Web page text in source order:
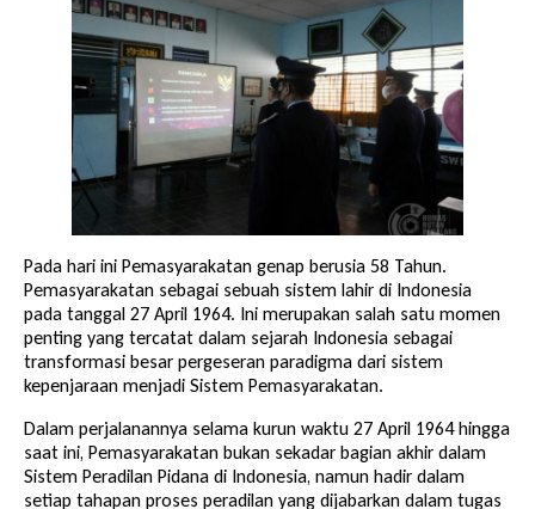
Pada hari ini Pemasyarakatan genap berusia 58 Tahun.
Pemasyarakatan sebagai sebuah sistem lahir di Indonesia
pada tanggal 27 April 1964. Ini merupakan salah satu momen
penting yang tercatat dalam sejarah Indonesia sebagai
transformasi besar pergeseran paradigma dari sistem
kepenjaraan menjadi Sistem Pemasyarakatan.
Dalam perjalanannya selama kurun waktu 27 April 1964 hingga
saat ini, Pemasyarakatan bukan sekadar bagian akhir dalam
Sistem Peradilan Pidana di Indonesia, namun hadir dalam
setiap tahapan proses peradilan yang dijabarkan dalam tugas